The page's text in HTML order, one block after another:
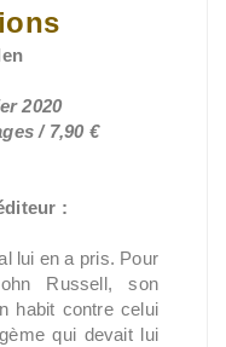
2020
/ 7,90 €
:
lui en a pris. Pour
Russell, son
habit contre celui
qui devait lui